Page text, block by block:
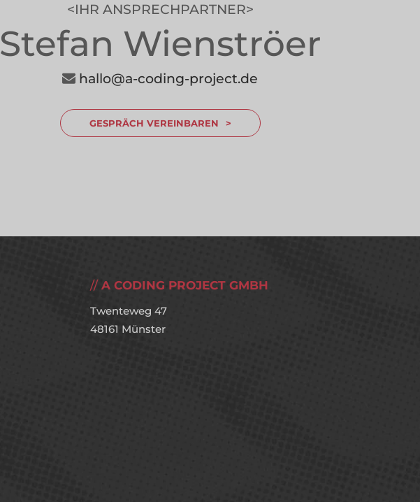
IHR ANSPRECHPARTNER
Stefan Wienströer
hallo@a-coding-project.de
GESPRÄCH VEREINBAREN
A CODING PROJECT GMBH
Twenteweg 47
48161 Münster